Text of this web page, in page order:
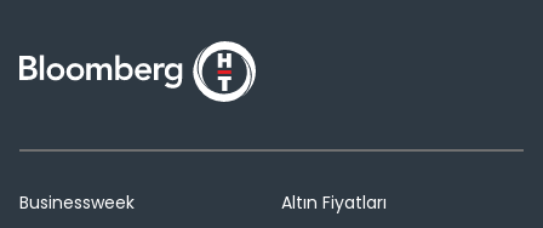
Businessweek
Altın Fiyatları